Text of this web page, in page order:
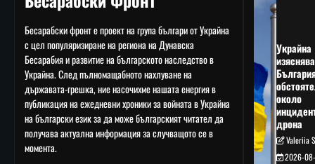
Бесарабски фронт е проект на група българи от Украйна
с цел популяризиране на региона на Дунавска
Бесарабия и развитие на българското наследство в
Украйна. След пълномащабното нахлуване на
държавата-грешка, ние насочихме нашата енергия в
публикация на ежедневни хроники за войната в Украйна
на български език за да може българският читател да
получава актуална информация за случващото се в
момента.
Украйна
около
дрона
Valeriia
2026-